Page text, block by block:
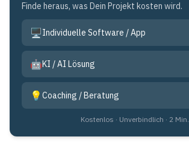
Finde heraus, was Dein Projekt kosten wird.
🖥️Individuelle Software / App
🤖KI / AI Lösung
💡 Coaching / Beratung
Kostenlos · Unverbindlich · 2 Min.